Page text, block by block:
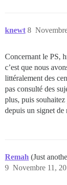
knewt 8
Concernant le PS,
c’est que nous
littéralement des
pas consulté des
plus, puis
depuis un signet de
Remah (Just
Novembre 11,
9